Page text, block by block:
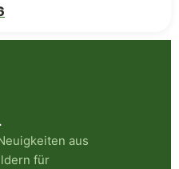
aus
für